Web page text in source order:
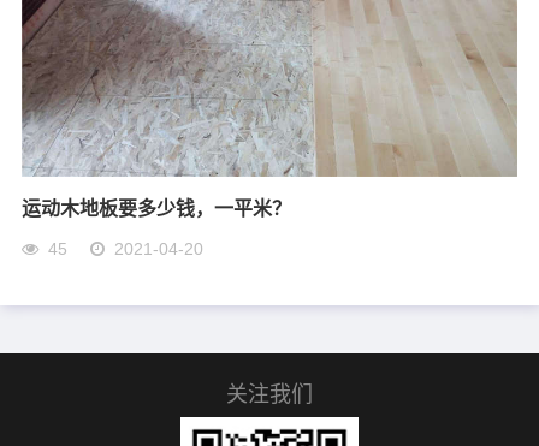
运动木地板要多少钱，一平米？
45 2021-04-20
关注我们